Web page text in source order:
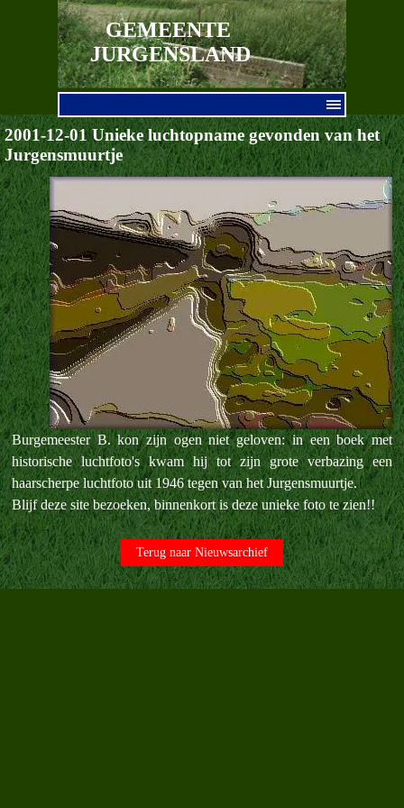
Ga naar de inhoud
GEMEENTE
JURGENSLAND
2001-12-01 Unieke luchtopname gevonden van het
Jurgensmuurtje
Burgemeester B. kon zijn ogen niet geloven: in een boek met
historische luchtfoto's kwam hij tot zijn grote verbazing een
haarscherpe luchtfoto uit 1946 tegen van het Jurgensmuurtje.
Blijf deze site bezoeken, binnenkort is deze unieke foto te zien!!
Terug naar Nieuwsarchief